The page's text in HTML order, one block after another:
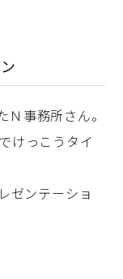
事務所さん。
けっこうタイ
ゼンテーショ